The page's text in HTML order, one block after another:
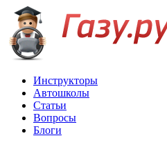
Инструкторы
Автошколы
Статьи
Вопросы
Блоги